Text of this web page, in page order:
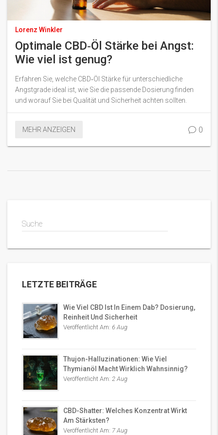
Lorenz Winkler
Optimale CBD‑Öl Stärke bei Angst:
Wie viel ist genug?
Erfahren Sie, welche CBD‑Öl Stärke für unterschiedliche
Angstgrade ideal ist, wie Sie die passende Dosierung finden
und worauf Sie bei Qualität und Sicherheit achten sollten.
MEHR ANZEIGEN 0
Suche
LETZTE BEITRÄGE
Wie Viel CBD Ist In Einem Dab? Dosierung,
Reinheit Und Sicherheit
Veröffentlicht Am: 6 Aug
Thujon-Halluzinationen: Wie Viel
Thymianöl Macht Wirklich Wahnsinnig?
Veröffentlicht Am: 2 Aug
CBD-Shatter: Welches Konzentrat Wirkt
Am Stärksten?
Veröffentlicht Am: 7 Aug